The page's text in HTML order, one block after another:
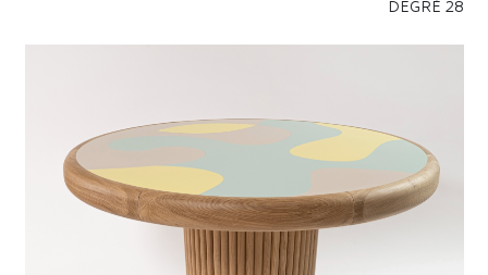
28 DEGRÉ